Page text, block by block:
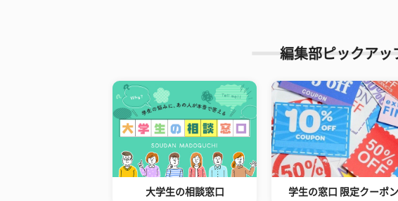
編集部ピックアッ
大学生の相談窓口 学生の窓口 限定クーポン